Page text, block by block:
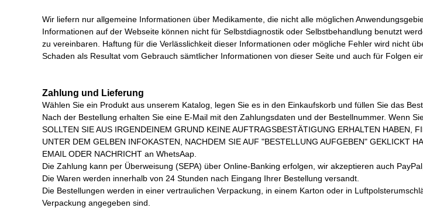
Wir liefern nur allgemeine Informationen über Medikamente, die nicht alle möglichen
Informationen auf der Webseite können nicht für Selbstdiagnostik oder Selbstbehandlung benutzt
zu vereinbaren. Haftung für die Verlässlichkeit dieser Informationen oder mögliche Fehler wird nicht
Schaden als Resultat vom Gebrauch sämtlicher Informationen von dieser Seite und auch für Folgen
Zahlung und Lieferung
Wählen Sie ein Produkt aus unserem Katalog, legen Sie es in den Einkaufskorb und füllen Sie das
Nach der Bestellung erhalten Sie eine E-Mail mit den Zahlungsdaten und der Bestellnummer. Wenn
SOLLTEN SIE AUS IRGENDEINEM GRUND KEINE AUFTRAGSBESTÄTIGUNG ERHALTEN HABEN,
UNTER DEM GELBEN INFOKASTEN, NACHDEM SIE AUF "BESTELLUNG AUFGEBEN" GEKLICKT
EMAIL ODER NACHRICHT an WhetsAap.
Die Zahlung kann per Überweisung (SEPA) über Online-Banking erfolgen, wir akzeptieren auch
Die Waren werden innerhalb von 24 Stunden nach Eingang Ihrer Bestellung versandt.
Die Bestellungen werden in einer vertraulichen Verpackung, in einem Karton oder in
Verpackung angegeben sind.